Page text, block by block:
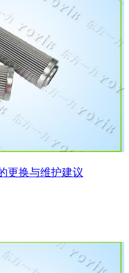
更换与维护建议